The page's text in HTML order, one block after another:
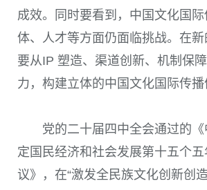
成效。同时要看到，中国文化国
体、人才等方面仍面临挑战。在
要从IP 塑造、渠道创新、机制保
力，构建立体的中国文化国际传播
党的二十届四中全会通过的《
定国民经济和社会发展第十五个
议》，在“激发全民族文化创新创